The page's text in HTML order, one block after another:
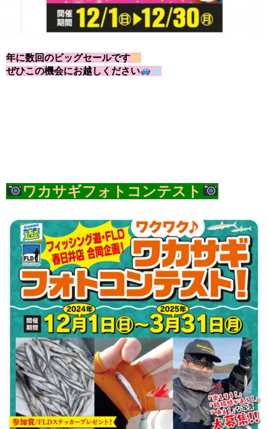
年に数回のビッグセールです
ぜひこの機会にお越しください
ワカサギフォトコンテスト